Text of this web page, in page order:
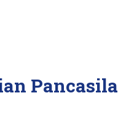
Pancasila